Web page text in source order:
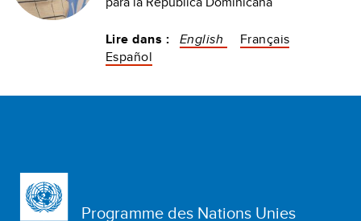
Lire dans : English
Français
Español
Programme des Nations Unies